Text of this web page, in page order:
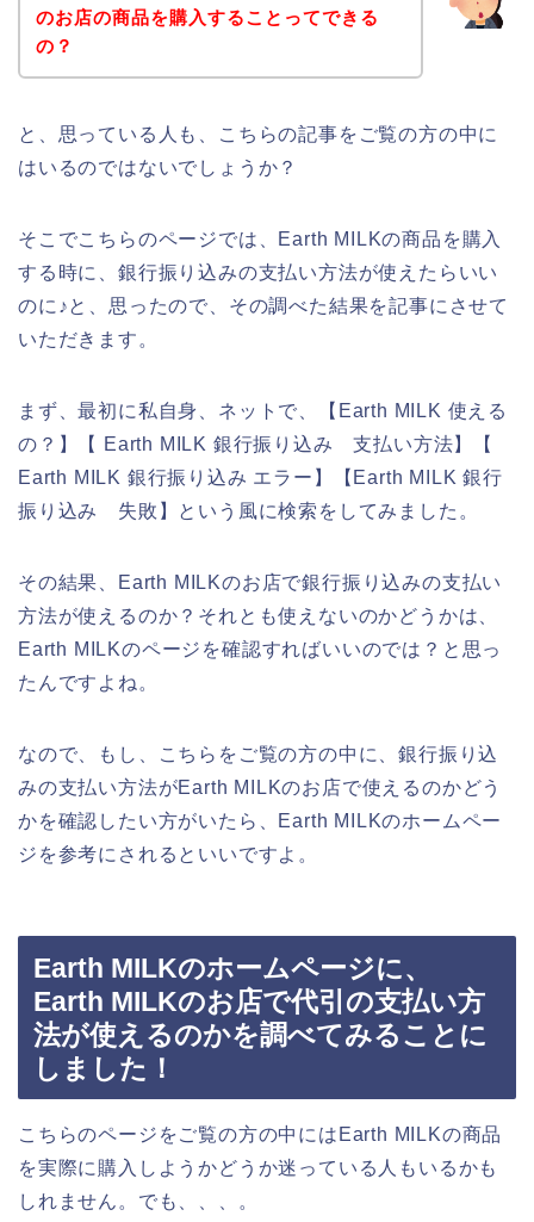
のお店の商品を購入することってできる
の？
と、思っている人も、こちらの記事をご覧の方の中に
はいるのではないでしょうか？
そこでこちらのページでは、Earth MILKの商品を購入
する時に、銀行振り込みの支払い方法が使えたらいい
のに♪と、思ったので、その調べた結果を記事にさせて
いただきます。
まず、最初に私自身、ネットで、【Earth MILK 使える
の？】【 Earth MILK 銀行振り込み 支払い方法】【
Earth MILK 銀行振り込み エラー】【Earth MILK 銀行
振り込み 失敗】という風に検索をしてみました。
その結果、Earth MILKのお店で銀行振り込みの支払い
方法が使えるのか？それとも使えないのかどうかは、
Earth MILKのページを確認すればいいのでは？と思っ
たんですよね。
なので、もし、こちらをご覧の方の中に、銀行振り込
みの支払い方法がEarth MILKのお店で使えるのかどう
かを確認したい方がいたら、Earth MILKのホームペー
ジを参考にされるといいですよ。
Earth MILKのホームページに、
Earth MILKのお店で代引の支払い方
法が使えるのかを調べてみることに
しました！
こちらのページをご覧の方の中にはEarth MILKの商品
を実際に購入しようかどうか迷っている人もいるかも
しれません。でも、、、。